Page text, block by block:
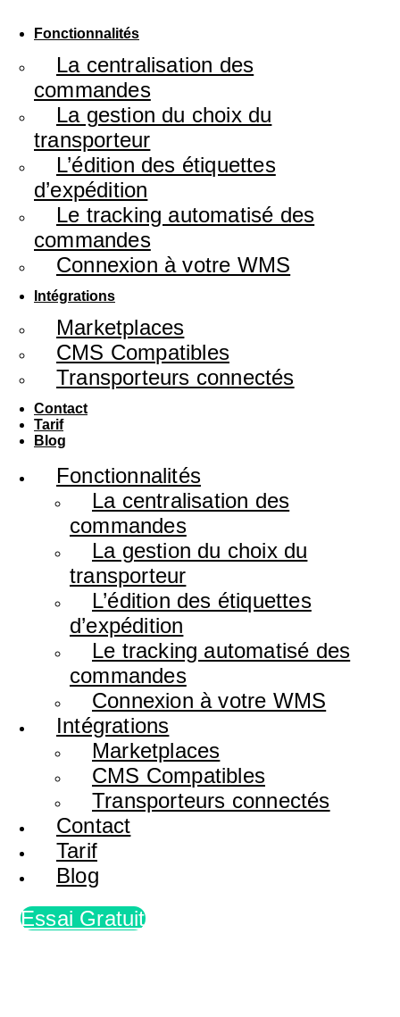
Fonctionnalités
La centralisation des
commandes
La gestion du choix du
transporteur
L’édition des étiquettes
d’expédition
Le tracking automatisé des
commandes
Connexion à votre WMS
Intégrations
Marketplaces
CMS Compatibles
Transporteurs connectés
Contact
Tarif
Blog
Fonctionnalités
La centralisation des
commandes
La gestion du choix du
transporteur
L’édition des étiquettes
d’expédition
Le tracking automatisé des
commandes
Connexion à votre WMS
Intégrations
Marketplaces
CMS Compatibles
Transporteurs connectés
Contact
Tarif
Blog
Essai Gratuit